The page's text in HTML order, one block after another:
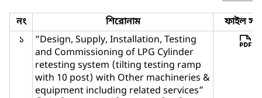
নং শিরোনাম
ফাইল
১
“Design, Supply, Installation, Testing
and Commissioning of LPG Cylinder
retesting system (tilting testing ramp
with 10 post) with Other machineries &
equipment including related services”